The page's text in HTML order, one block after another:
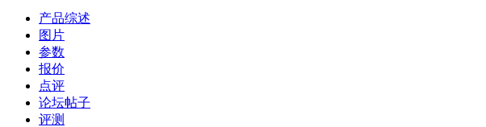
产品综述
图片
参数
报价
点评
论坛帖子
评测